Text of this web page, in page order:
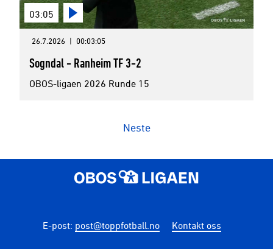
03:05
26.7.2026 | 00:03:05
Sogndal - Ranheim TF 3-2
OBOS-ligaen 2026 Runde 15
Neste
E-post: post@toppfotball.no Kontakt oss